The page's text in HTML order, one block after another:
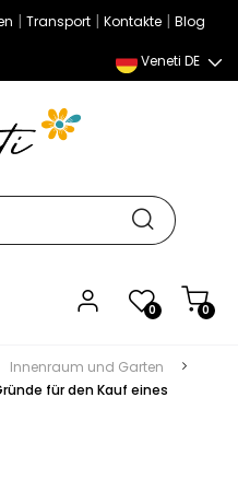
| Transport | Kontakte | Blog
Veneti DE
0 0
Innenraum und Garten
für den Kauf eines